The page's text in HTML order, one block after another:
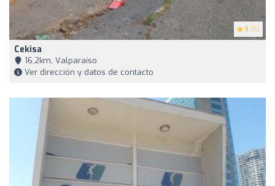
5 (5)
Cekisa
16,2km, Valparaíso
Ver dirección y datos de contacto